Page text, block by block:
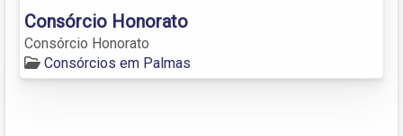
Consórcio Honorato
Consórcio Honorato
Consórcios em Palmas